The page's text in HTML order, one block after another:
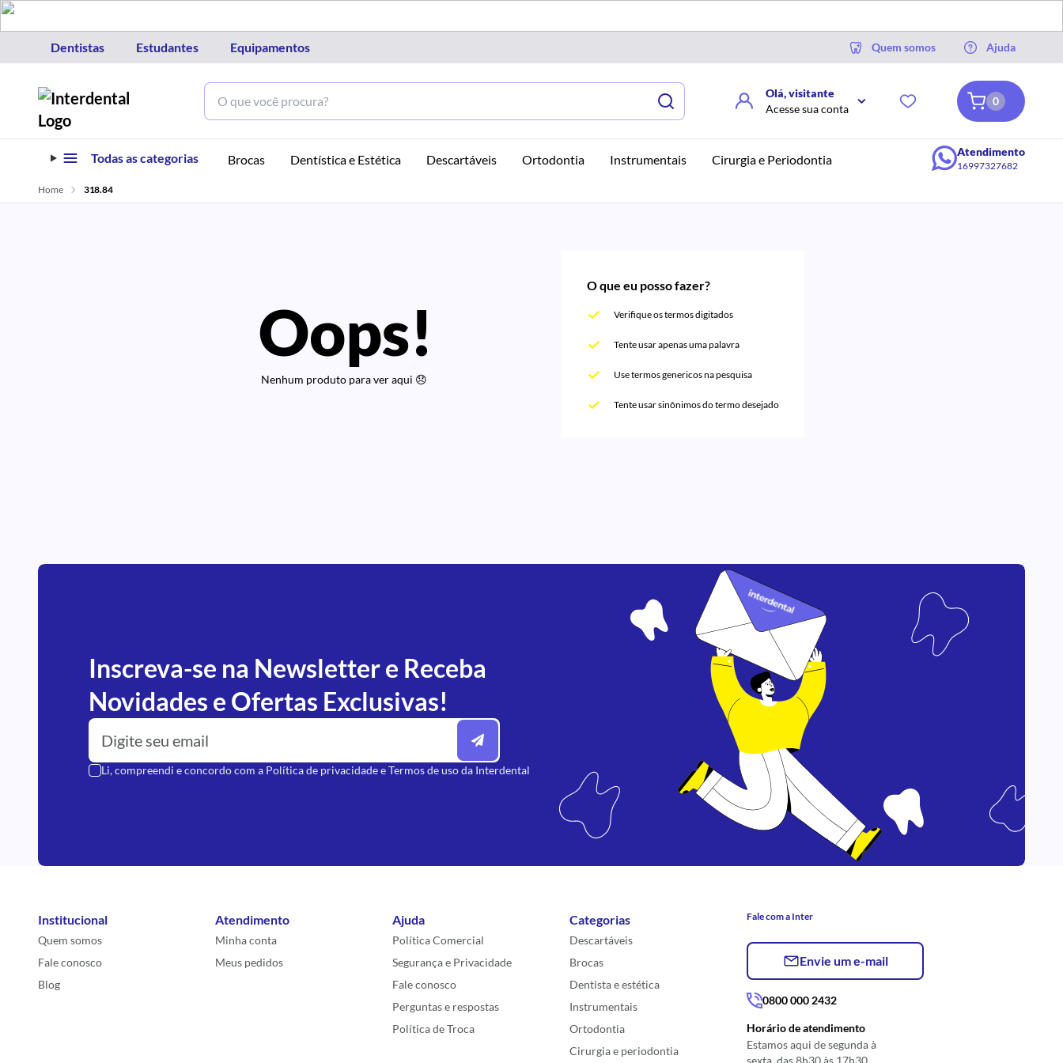
Dentistas Estudantes Equipamentos Quem somos Ajuda
Olá, visitante
Acesse sua conta
0
Todas as categorias Brocas Dentística e Estética Descartáveis Ortodontia Instrumentais Cirurgia e Periodontia
Atendimento
16997327682
Home
318.84
Oops!
Nenhum produto para ver aqui 😞
O que eu posso fazer?
Verifique os termos digitados
Tente usar apenas uma palavra
Use termos genericos na pesquisa
Tente usar sinônimos do termo desejado
Inscreva-se na Newsletter e Receba
Novidades e Ofertas Exclusivas!
Li, compreendi e concordo com a Política de privacidadeeTermos de usoda Interdental
Institucional
Quem somos
Fale conosco
Blog
Atendimento
Minha conta
Meus pedidos
Ajuda
Política Comercial
Segurança e Privacidade
Fale conosco
Perguntas e respostas
Política de Troca
Categorias
Descartáveis
Brocas
Dentista e estética
Instrumentais
Ortodontia
Cirurgia e periodontia
Fale com a Inter
Envie um e-mail
0800 000 2432
Horário de atendimento
Estamos aqui de segunda à
sexta, das 8h30 às 17h30.